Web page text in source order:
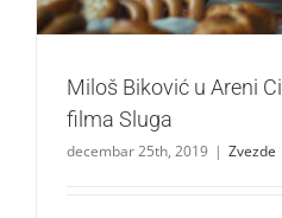
Miloš Biković u Areni
filma Sluga
decembar 25th, 2019 | Zvezde